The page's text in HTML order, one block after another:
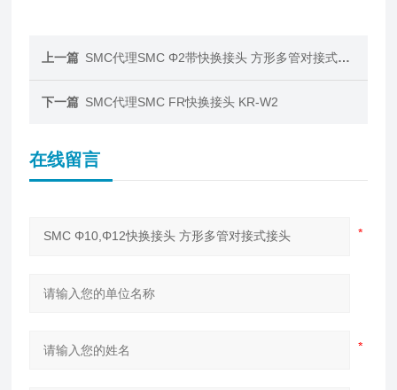
上一篇 SMC代理SMC Φ2带快换接头 方形多管对接式接头
下一篇 SMC代理SMC FR快换接头 KR-W2
在线留言